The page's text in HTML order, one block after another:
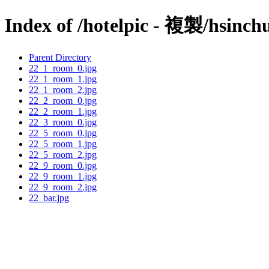
Index of /hotelpic - 複製/
Parent Directory
22_1_room_0.jpg
22_1_room_1.jpg
22_1_room_2.jpg
22_2_room_0.jpg
22_2_room_1.jpg
22_3_room_0.jpg
22_5_room_0.jpg
22_5_room_1.jpg
22_5_room_2.jpg
22_9_room_0.jpg
22_9_room_1.jpg
22_9_room_2.jpg
22_bar.jpg